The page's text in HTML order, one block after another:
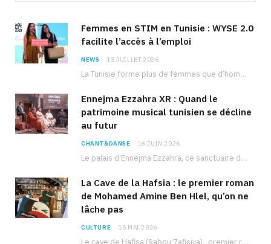
Femmes en STIM en Tunisie : WYSE 2.0
facilite l’accès à l’emploi
NEWS 15 JUILLET 2026
La Tunisie forme plus de femmes que d’hommes dans les filières scientifiques. Pourtant, pour beaucoup…
Ennejma Ezzahra XR : Quand le
patrimoine musical tunisien se décline
au futur
CHANT&DANSE 16 JUIN 2026
Le palais d’Ennejma Ezzahra, ce sanctuaire de la musique tunisienne et méditerranéenne construit par le…
La Cave de la Hafsia : le premier roman
de Mohamed Amine Ben Hlel, qu’on ne
lâche pas
CULTURE 15 MAI 2026
Le cave de Hafisa (9abou 7afisiya), premier roman du journaliste tunisien Mohamed Amine Ben Hlel,…